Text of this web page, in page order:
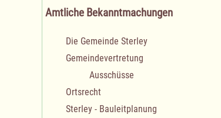
Amtliche Bekanntmachungen
Navigation
überspringen
Die Gemeinde Sterley
Gemeindevertretung
Ausschüsse
Ortsrecht
Sterley - Bauleitplanung